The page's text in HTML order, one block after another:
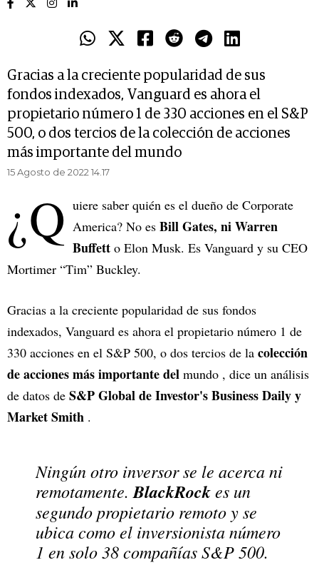
Gracias a la creciente popularidad de sus
fondos indexados, Vanguard es ahora el
propietario número 1 de 330 acciones en el S&P
500, o dos tercios de la colección de acciones
más importante del mundo
15 Agosto de 2022 14.17
¿Q uiere saber quién es el dueño de Corporate
America? No es Bill Gates, ni Warren
Buffett o Elon Musk. Es Vanguard y su CEO
Mortimer “Tim” Buckley.
Gracias a la creciente popularidad de sus fondos
indexados, Vanguard es ahora el propietario número 1 de
330 acciones en el S&P 500, o dos tercios de la colección
de acciones más importante del mundo , dice un análisis
de datos de S&P Global de Investor's Business Daily y
Market Smith .
Ningún otro inversor se le acerca ni
remotamente. BlackRockes un
segundo propietario remoto y se
ubica como el inversionista número
1 en solo 38 compañías S&P 500.